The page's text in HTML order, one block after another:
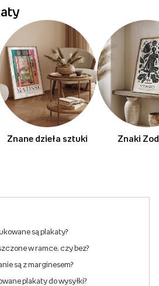
Znane dzieła sztuki Znaki
są plakaty?
w ramce, czy bez?
są z marginesem?
plakaty do wysyłki?